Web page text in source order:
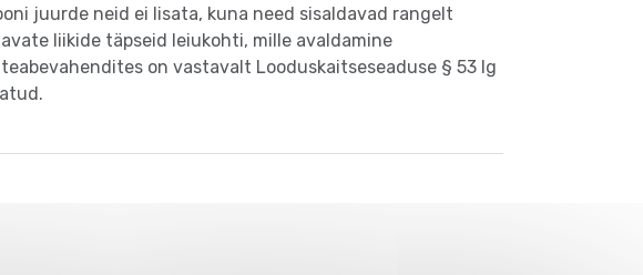
juurde neid ei lisata, kuna need sisaldavad rangelt
liikide täpseid leiukohti, mille avaldamine
on vastavalt Looduskaitseseaduse § 53 lg